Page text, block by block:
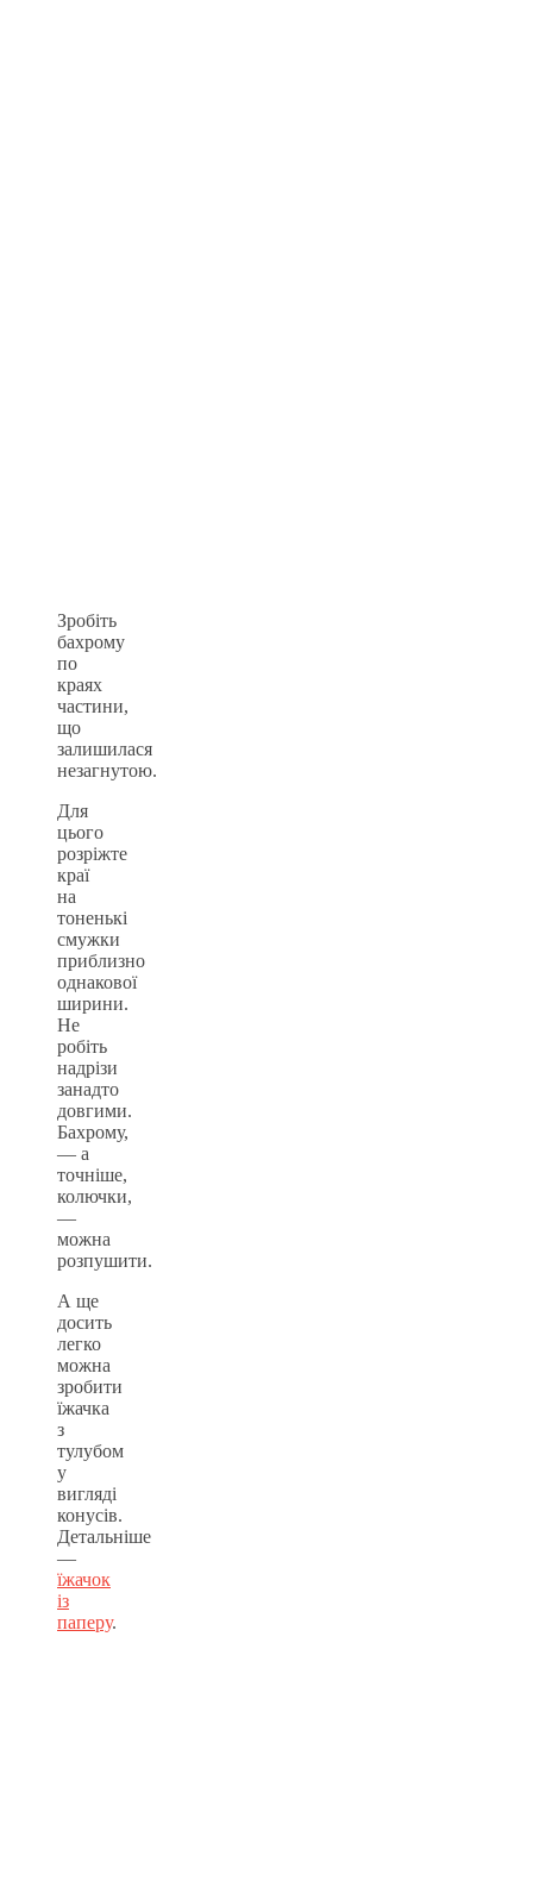
Зробіть
бахрому
по
краях
частини,
що
залишилася
незагнутою.
Для
цього
розріжте
краї
на
тоненькі
смужки
приблизно
однакової
ширини.
Не
робіть
надрізи
занадто
довгими.
Бахрому,
— а
точніше,
колючки,
—
можна
розпушити.
А ще
досить
легко
можна
зробити
їжачка
з
тулубом
у
вигляді
конусів.
Детальніше
—
їжачок
із
паперу.